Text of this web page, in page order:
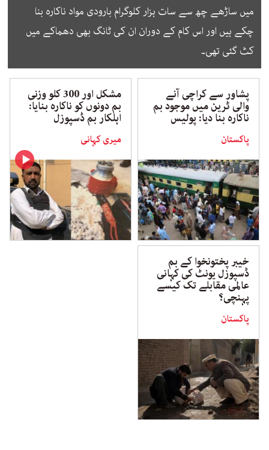
میں ساڑھے چھ سے سات ہزار کلوگرام بارودی مواد ناکارہ بنا
چکے ہیں اور اس کام کے دوران ان کی ٹانگ بھی دھماکے میں
کٹ گئی تھی۔
پشاور سے کراچی آنے
والی ٹرین میں موجود بم
ناکارہ بنا دیا: پولیس
پاکستان
مشکل اور 300 کلو وزنی
بم دونوں کو ناکارہ بنایا:
اہلکار بم ڈسپوزل
میری کہانی
خیبر پختونخوا کے بم
ڈسپوزل یونٹ کی کہانی
عالمی مقابلے تک کیسے
پہنچی؟
پاکستان